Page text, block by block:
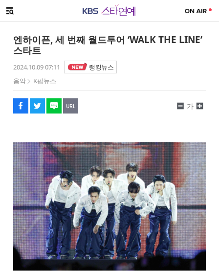
메뉴 열기
엔하이픈, 세 번째 월드투어 ‘WALK THE LINE’
스타트
2024.10.09 07:11
랭킹뉴스
음악
K팝뉴스
페이스북
트위터
네이버
URL복사
글씨 작게보기
가
글씨 크게보기